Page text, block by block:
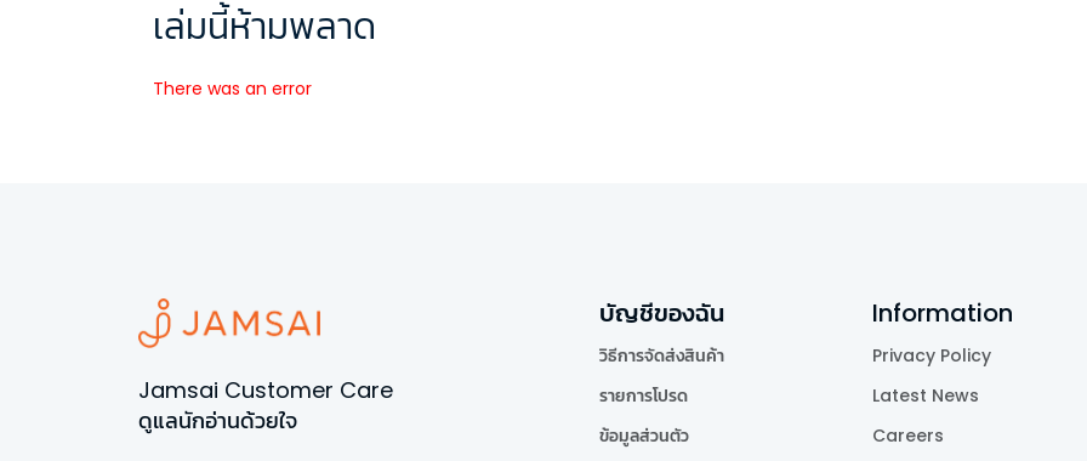
เล่มนี้ห้ามพลาด
There was an error
Jamsai Customer Care
ดูแลนักอ่านด้วยใจ
บัญชีของฉัน
วิธีการจัดส่งสินค้า
รายการโปรด
ข้อมูลส่วนตัว
Information
Privacy Policy
Latest News
Careers